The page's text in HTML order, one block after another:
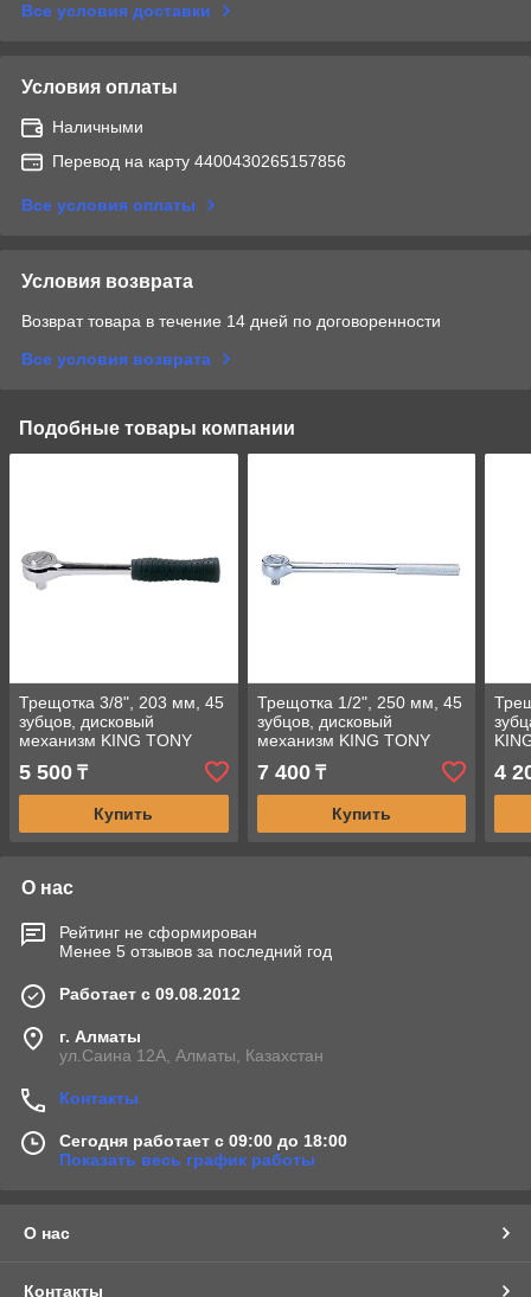
Все условия доставки
Условия оплаты
Наличными
Перевод на карту 4400430265157856
Все условия оплаты
Условия возврата
Возврат товара в течение 14 дней по договоренности
Все условия возврата
Подобные товары компании
Трещотка 3/8", 203 мм, 45
зубцов, дисковый
механизм KING TONY
5 500 ₸
Купить
Трещотка 1/2", 250 мм, 45
зубцов, дисковый
механизм KING TONY
7 400₸
Купить
4
О нас
Рейтинг не сформирован
Менее 5 отзывов за последний год
Работает с 09.08.2012
г. Алматы
ул.Саина 12А, Алматы, Казахстан
Контакты
Сегодня работает с 09:00 до 18:00
Показать весь график работы
О нас
Контакты